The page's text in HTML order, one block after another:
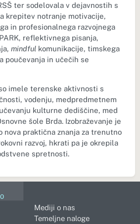
ter sodelovala v dejavnostih s
krepitev notranje motivacije,
in profesionalnega razvojnega
reflektivnega pisanja,
mindful komunikacije, timskega
poučevanja in učečih se
imele terenske aktivnosti s
vodenju, medpredmetnem
kulturne dediščine, med
šole Brda. Izobraževanje je
nova praktična znanja za trenutno
razvoj, hkrati pa je okrepila
spretnosti.
Mediji o nas
Temeljne naloge